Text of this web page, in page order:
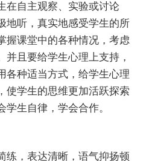
在自主观察、实验或讨论
地听，真实地感受学生的所
握课堂中的各种情况，考虑
且要给学生心理上支持，
各种适当方式，给学生心理
使学生的思维更加活跃探索
生自律，学会合作。
，表达清晰，语气抑扬顿